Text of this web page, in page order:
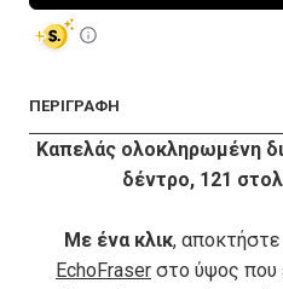
ΠΕΡΙΓΡΑΦΗ
Καπελάς ολοκληρωμένη
δέντρο, 121
Με ένα κλικ, αποκτήστε
EchoFraser στο ύψος που